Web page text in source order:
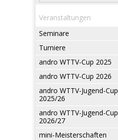
Veranstaltungen
Seminare
Turniere
andro WTTV-Cup 2025
andro WTTV-Cup 2026
andro WTTV-Jugend-Cup
2025/26
andro WTTV-Jugend-Cup
2026/27
mini-Meisterschaften